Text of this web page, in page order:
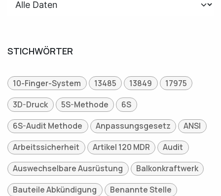
STICHWÖRTER
10-Finger-System 13485 13849
17975
3D-Druck
5S-Methode
6S
6S-Audit Methode
Anpassungsgesetz
ANSI
Arbeitssicherheit
Artikel 120 MDR
Audit
Auswechselbare Ausrüstung
Balkonkraftwerk
Bauteile Abkündigung
Benannte Stelle